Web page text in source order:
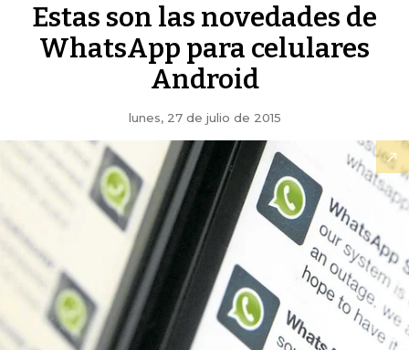
Estas son las novedades de
WhatsApp para celulares
Android
lunes, 27 de julio de 2015